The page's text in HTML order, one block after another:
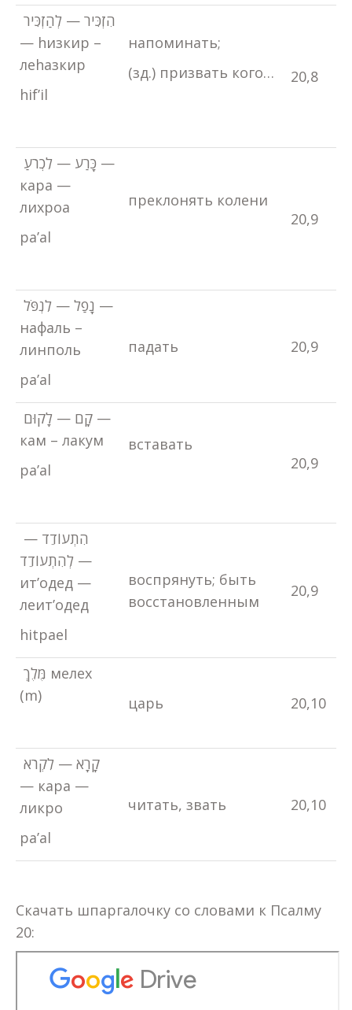
— hизкир –
леhазкир
hif’il
напоминать;
(зд.) призвать кого…
20,8
кара —
лихроа
pa’al
преклонять колени
20,9
нафаль –
линполь
pa’al
падать 20,9
кам – лакум
pa’al
вставать
20,9
לְהִתְעוֹדֵד —
ит’одед —
леит’одед
hitpael
воспрянуть; быть
восстановленным
20,9
(m)
царь 20,10
— кара —
ликро
pa’al
читать, звать 20,10
Скачать шпаргалочку со словами к Псалму
20: